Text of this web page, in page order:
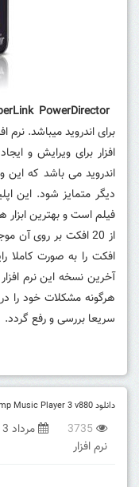
PowerDirector
اندروید می باشد که
دیگر متمایز شود. این
فیلم است و بهترین ابزار
افکت را به صورت کاملا
آخرین نسخه این نرم
هرگونه مشکلات خود را
سریعا بررسی و رفع گردد.
دانلود Poweramp Music Player 3 v880 نسخه کامل موزیک پلیر پاور ای ام پی اندروید
3735 مرداد 13, 1399
نرم افزار